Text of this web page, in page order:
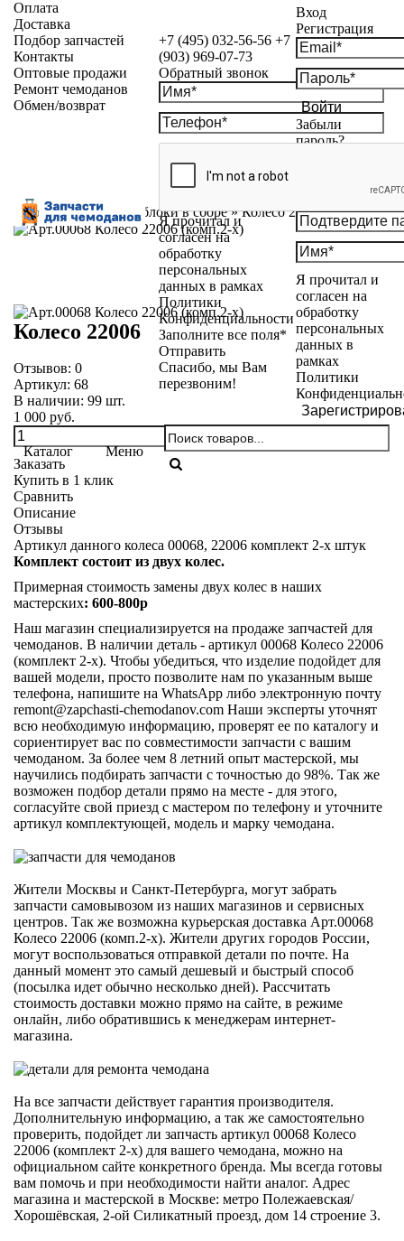
+7 (495) 032-56-56 +7
(903) 969-07-73
Обратный звонок
Я прочитал и
согласен на
обработку
персональных
данных в рамках
Политики
Конфиденциальности
Заполните все поля*
Отправить
Спасибо, мы Вам
перезвоним!
Вход
Регистрация
Войти
Забыли
пароль?
Я прочитал и
согласен на
обработку
персональных
данных в
рамках
Политики
Каталог Меню
Оплата
Доставка
Подбор запчастей
Контакты
Оптовые продажи
Ремонт чемоданов
Обмен/возврат
Каталог»Колесные блоки в сборе»Колесо 22006
Колесо 22006
Отзывов: 0
Артикул: 68
В наличии: 99 шт.
1 000 руб.
Заказать
Купить в 1 клик
Сравнить
Описание
Отзывы
Артикул данного колеса 00068, 22006 комплект 2-х штук
Комплект состоит из двух колес.
Примерная стоимость замены двух колес в наших
мастерских: 600-800р
Наш магазин специализируется на продаже запчастей для
чемоданов. В наличии деталь - артикул 00068 Колесо 22006
(комплект 2-х). Чтобы убедиться, что изделие подойдет для
вашей модели, просто позволите нам по указанным выше
телефона, напишите на WhatsApp либо электронную почту
remont@zapchasti-chemodanov.com Наши эксперты уточнят
всю необходимую информацию, проверят ее по каталогу и
сориентирует вас по совместимости запчасти с вашим
чемоданом. За более чем 8 летний опыт мастерской, мы
научились подбирать запчасти с точностью до 98%. Так же
возможен подбор детали прямо на месте - для этого,
согласуйте свой приезд с мастером по телефону и уточните
артикул комплектующей, модель и марку чемодана.
Жители Москвы и Санкт-Петербурга, могут забрать
запчасти самовывозом из наших магазинов и сервисных
центров. Так же возможна курьерская доставка Арт.00068
Колесо 22006 (комп.2-х). Жители других городов России,
могут воспользоваться отправкой детали по почте. На
данный момент это самый дешевый и быстрый способ
(посылка идет обычно несколько дней). Рассчитать
стоимость доставки можно прямо на сайте, в режиме
онлайн, либо обратившись к менеджерам интернет-
магазина.
На все запчасти действует гарантия производителя.
Дополнительную информацию, а так же самостоятельно
проверить, подойдет ли запчасть артикул 00068 Колесо
22006 (комплект 2-х) для вашего чемодана, можно на
официальном сайте конкретного бренда. Мы всегда готовы
вам помочь и при необходимости найти аналог. Адрес
магазина и мастерской в Москве: метро Полежаевская/
Хорошёвская, 2-ой Силикатный проезд, дом 14 строение 3.